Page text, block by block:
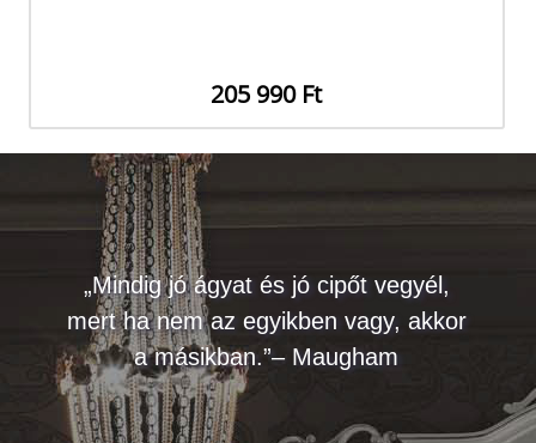
205 990 Ft
„Mindig jó ágyat és jó cipőt vegyél,
mert ha nem az egyikben vagy, akkor
a másikban.”– Maugham